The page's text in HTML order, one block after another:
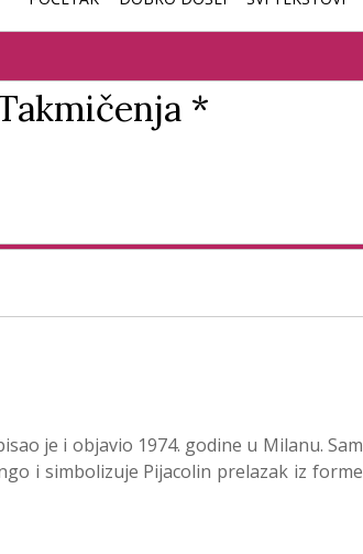
*
je i objavio 1974. godine u Milanu. Sam
i simbolizuje Pijacolin prelazak iz forme